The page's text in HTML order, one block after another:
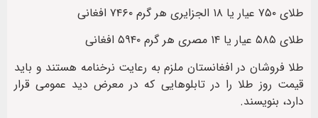
طلای ۷۵۰ عیار یا ۱۸ الجزایری هر گرم ۷۴۶۰ افغانی
طلای ۵۸۵ عیار یا ۱۴ مصری هر گرم ۵۹۴۰ افغانی
طلا فروشان در افغانستان ملزم به رعایت نرخنامه هستند و باید
قیمت روز طلا را در تابلوهایی که در معرض دید عمومی قرار
دارد، بنویسند.